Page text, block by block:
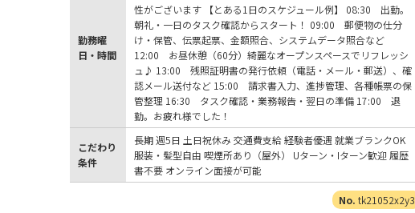
勤務曜
日・時間
性がございます 【とある1日のスケジュール例】 08:30 出勤。
朝礼・一日のタスク確認からスタート！ 09:00 郵便物の仕分
け・保管、伝票起票、金額照合、システムデータ照合など
12:00 お昼休憩（60分）綺麗なオープンスペースでリフレッシ
ュ♪ 13:00 残照証明書の発行依頼（電話・メール・郵送）、確
認メール送付など 15:00 請求書入力、進捗管理、各種帳票の保
管整理 16:30 タスク確認・業務報告・翌日の準備 17:00 退
勤。お疲れ様でした！
こだわり
条件
長期 週5日 土日祝休み 交通費支給 経験者優遇 就業ブランクOK
服装・髪型自由 喫煙所あり（屋外） Uターン・Iターン歓迎 履歴
書不要 オンライン面接が可能
tk21052x2y3